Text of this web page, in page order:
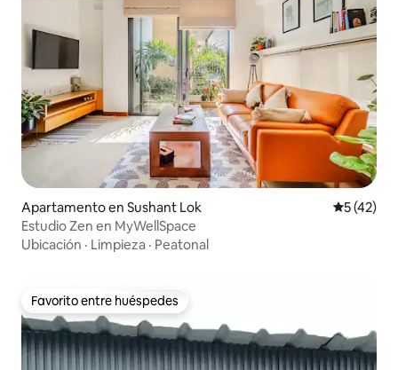
Apartamento en Sushant Lok
5 (42)
Estudio Zen en MyWellSpace
Ubicación · Limpieza · Peatonal
Favorito entre huéspedes
Favorito entre huéspedes